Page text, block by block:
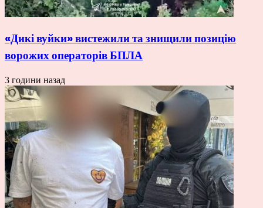
«Дикі вуйки» вистежили та знищили позицію
ворожих операторів БПЛА
3 години назад